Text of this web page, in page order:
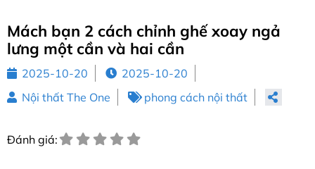
Mách bạn 2 cách chỉnh ghế xoay ngả
lưng một cần và hai cần
2025-10-20
2025-10-20
Nội thất The One
phong cách nội thất
Đánh giá: